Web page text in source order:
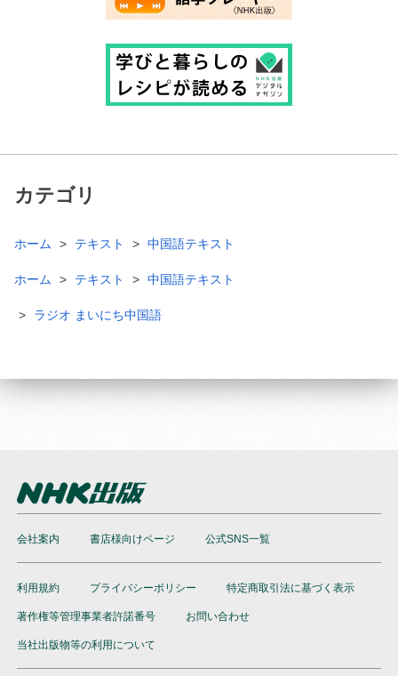
カテゴリ
ホーム テキスト 中国語テキスト
ホーム テキスト 中国語テキスト
ラジオ まいにち中国語
会社案内 書店様向けページ 公式SNS一覧
利用規約 プライバシーポリシー 特定商取引法に基づく表示
著作権等管理事業者許諾番号 お問い合わせ
当社出版物等の利用について